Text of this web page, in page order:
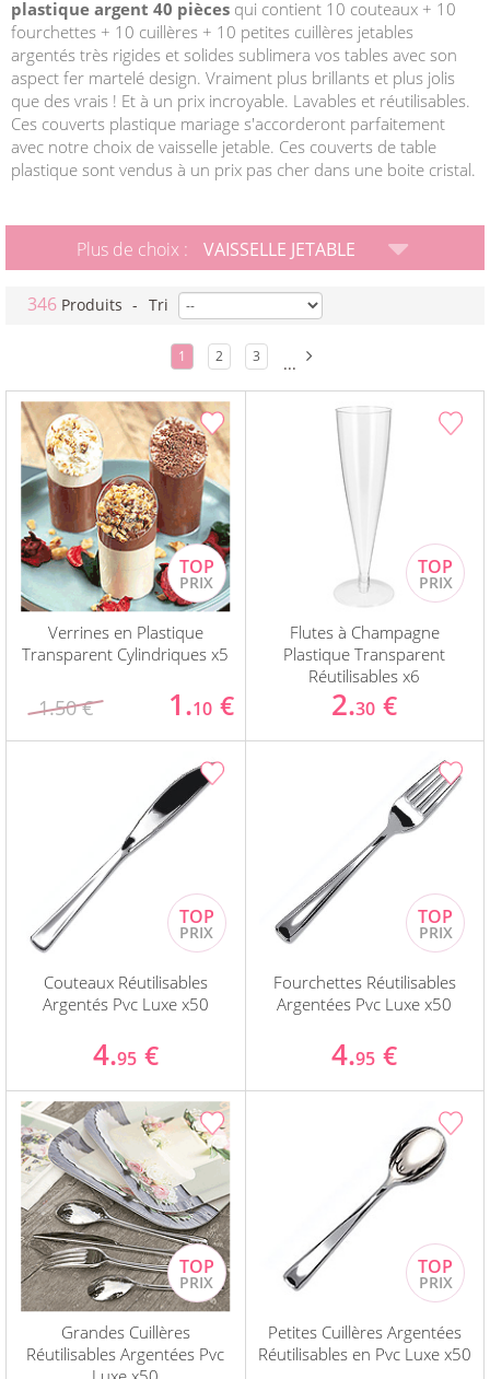
plastique argent 40 pièces qui contient 10 couteaux + 10
fourchettes + 10 cuillères + 10 petites cuillères jetables
argentés très rigides et solides sublimera vos tables avec son
aspect fer martelé design. Vraiment plus brillants et plus jolis
que des vrais ! Et à un prix incroyable. Lavables et réutilisables.
Ces couverts plastique mariage s'accorderont parfaitement
avec notre choix de vaisselle jetable. Ces couverts de table
plastique sont vendus à un prix pas cher dans une boite cristal.
Plus de choix : VAISSELLE JETABLE
346 Produits - Tri
1 2 3 ...
Verrines en Plastique
Transparent Cylindriques x5
1.50 € 1.10 €
Flutes à Champagne
Plastique Transparent
Réutilisables x6
2.30 €
Couteaux Réutilisables
Argentés Pvc Luxe x50
4.95 €
Fourchettes Réutilisables
Argentées Pvc Luxe x50
4.95 €
Grandes Cuillères
Réutilisables Argentées Pvc
Petites Cuillères Argentées
Réutilisables en Pvc Luxe x50